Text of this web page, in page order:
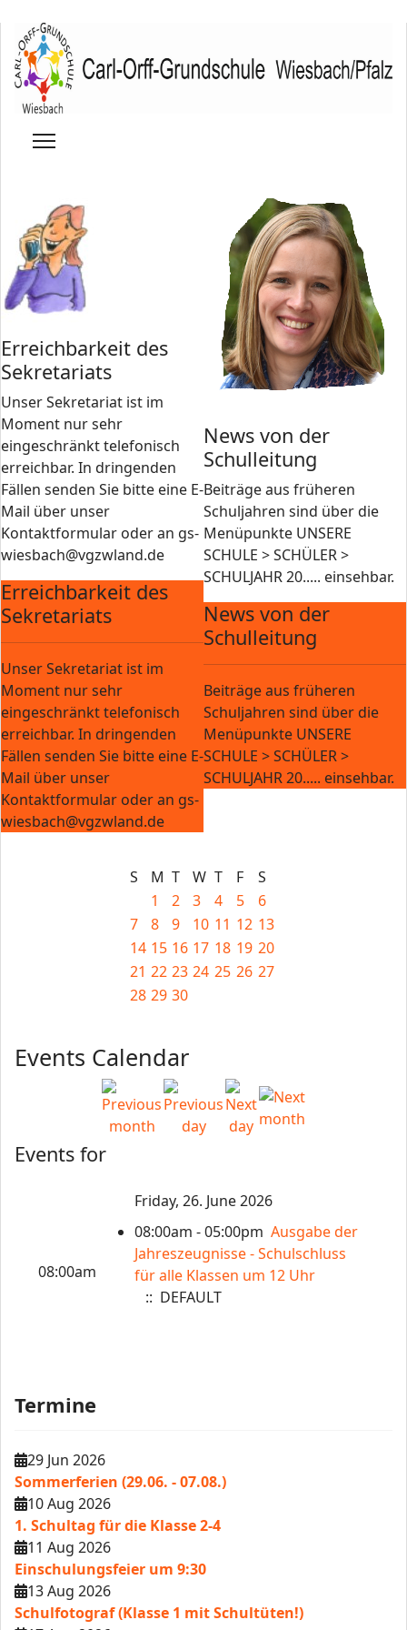
Erreichbarkeit des
Sekretariats
Unser Sekretariat ist im
Moment nur sehr
eingeschränkt telefonisch
erreichbar. In dringenden
Fällen senden Sie bitte eine E-
Mail über unser
Kontaktformular oder an gs-
wiesbach@vgzwland.de
Erreichbarkeit des
Sekretariats
Unser Sekretariat ist im
Moment nur sehr
eingeschränkt telefonisch
erreichbar. In dringenden
Fällen senden Sie bitte eine E-
Mail über unser
Kontaktformular oder an gs-
wiesbach@vgzwland.de
News von der
Schulleitung
Beiträge aus früheren
Schuljahren sind über die
Menüpunkte UNSERE
SCHULE > SCHÜLER >
SCHULJAHR 20..... einsehbar.
News von der
Schulleitung
Beiträge aus früheren
Schuljahren sind über die
Menüpunkte UNSERE
SCHULE > SCHÜLER >
SCHULJAHR 20..... einsehbar.
S M T W T F
S
1
2 3 4 5
6
7
8 9 10 11 12 13
14 15 16 17 18 19 20
21 22 23 24 25 26 27
28 29 30
Events Calendar
Events for
Friday, 26. June 2026
08:00am
08:00am - 05:00pm Ausgabe der
Jahreszeugnisse - Schulschluss
für alle Klassen um 12 Uhr
:: DEFAULT
Termine
29 Jun 2026
Sommerferien (29.06. - 07.08.)
10 Aug 2026
1. Schultag für die Klasse 2-4
11 Aug 2026
Einschulungsfeier um 9:30
13 Aug 2026
Schulfotograf (Klasse 1 mit Schultüten!)